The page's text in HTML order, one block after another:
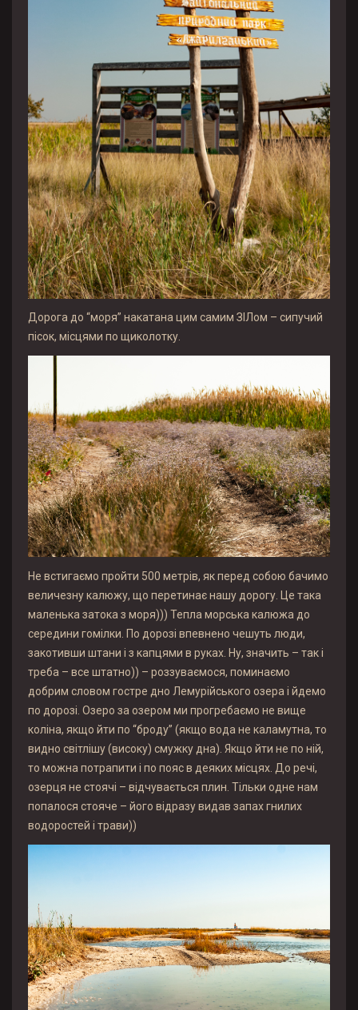
Дорога до “моря” накатана цим самим ЗІЛом – сипучий
пісок, місцями по щиколотку.
Не встигаємо пройти 500 метрів, як перед собою бачимо
величезну калюжу, що перетинає нашу дорогу. Це така
маленька затока з моря))) Тепла морська калюжа до
середини гомілки. По дорозі впевнено чешуть люди,
закотивши штани і з капцями в руках. Ну, значить – так і
треба – все штатно)) – роззуваємося, поминаємо
добрим словом гостре дно Лемурійського озера і йдемо
по дорозі. Озеро за озером ми прогребаємо не вище
коліна, якщо йти по “броду” (якщо вода не каламутна, то
видно світлішу (високу) смужку дна). Якщо йти не по ній,
то можна потрапити і по пояс в деяких місцях. До речі,
озерця не стоячі – відчувається плин. Тільки одне нам
попалося стояче – його відразу видав запах гнилих
водоростей і трави))